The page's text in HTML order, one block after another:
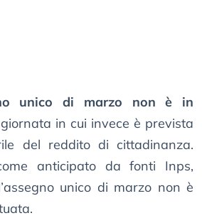
unico di marzo non è in
in cui invece è prevista
del reddito di cittadinanza.
anticipato da fonti Inps,
unico di marzo non è